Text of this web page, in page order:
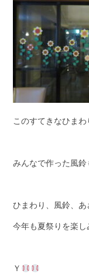
このすてきなひまわ
みんなで作った風
ひまわり、風鈴、あ
今年も夏祭りを楽
Ｙ